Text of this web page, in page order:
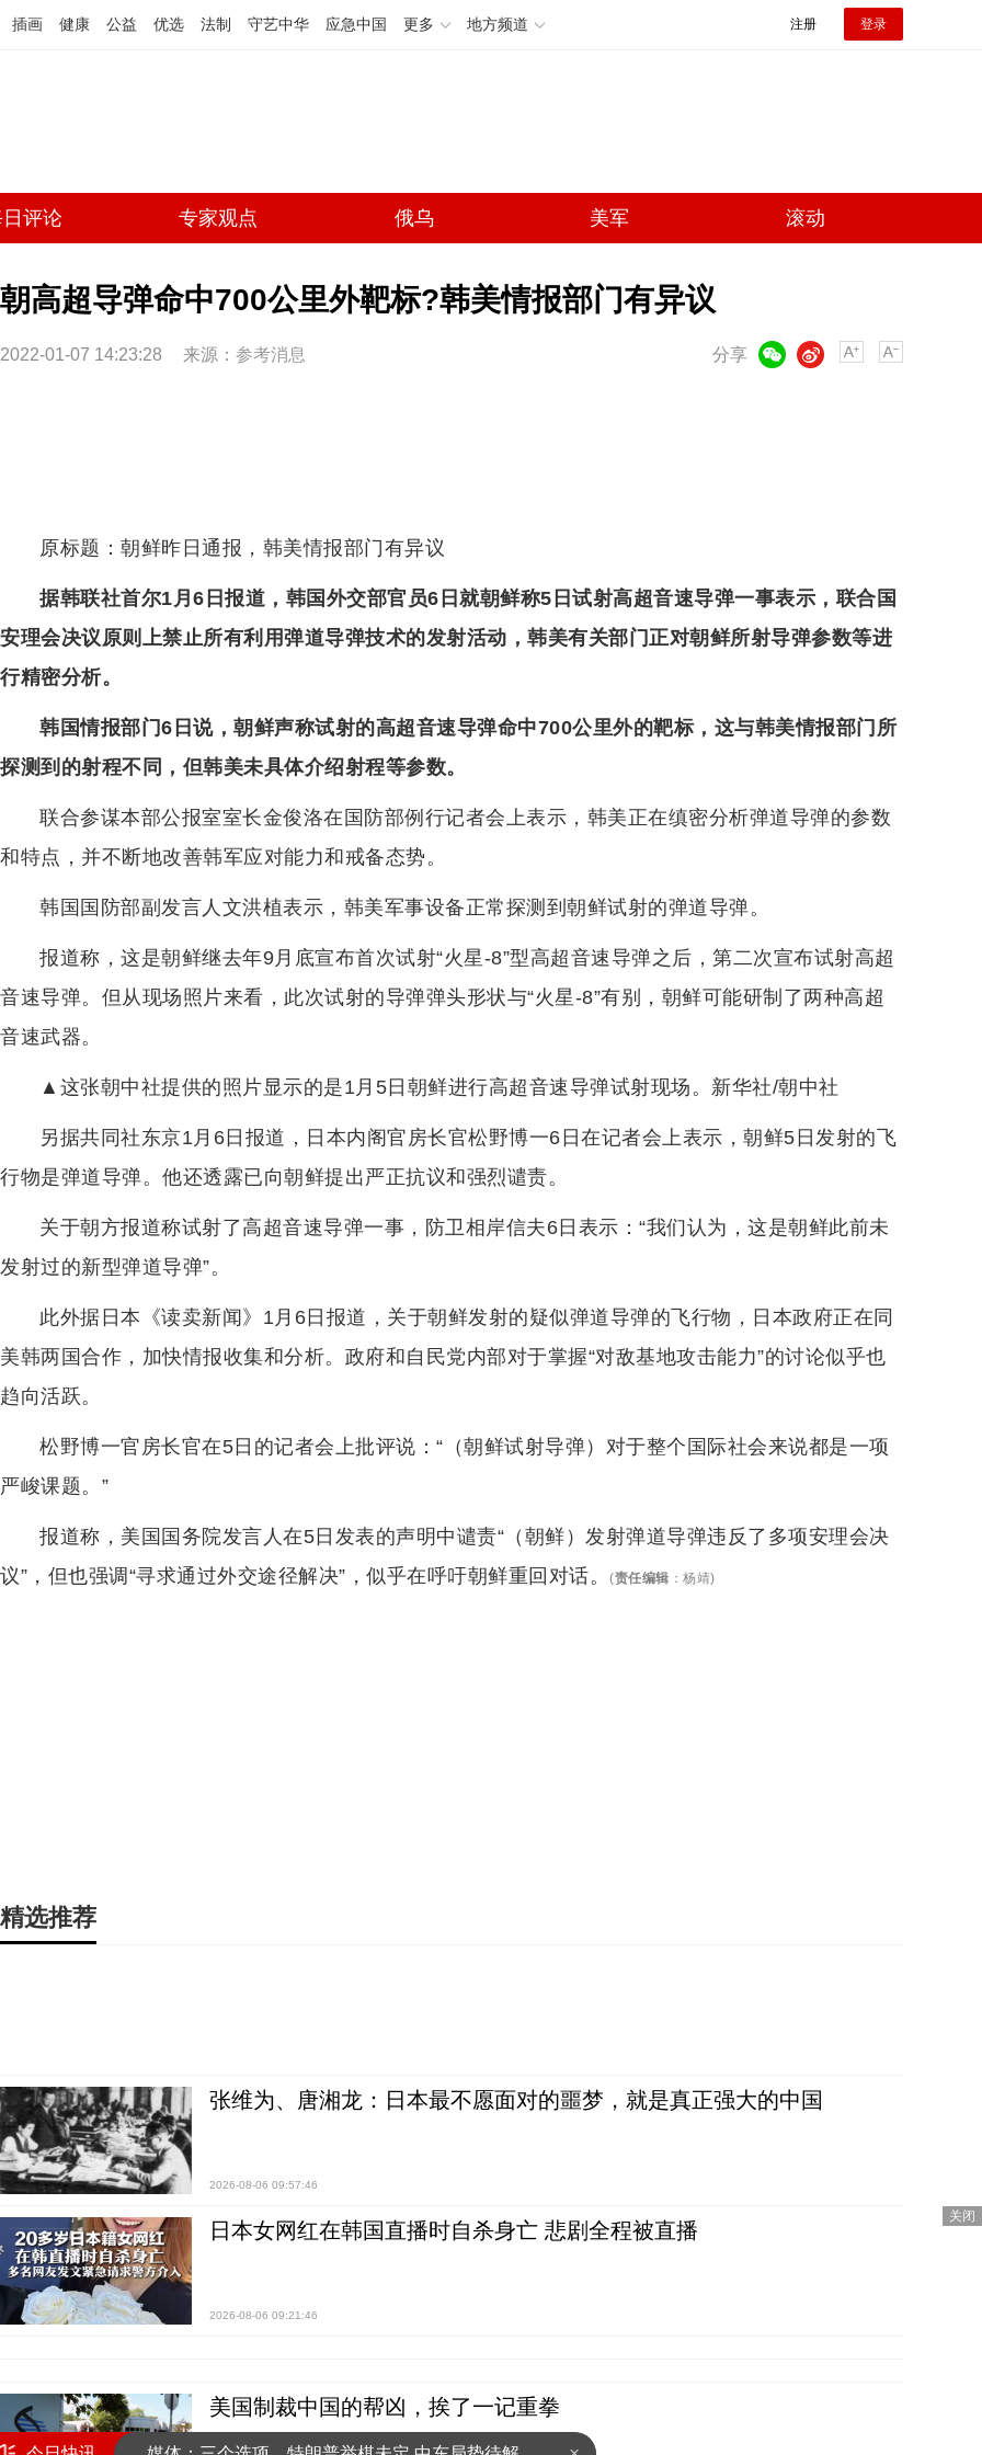
插画 健康 公益 优选 法制 守艺中华 应急中国 更多 地方频道 注册 登录
评论 专家观点 俄乌 美军 滚动
朝高超导弹命中700公里外靶标?韩美情报部门有异议
2022-01-07 14:23:28 来源： 参考消息 分享
微博
原标题：朝鲜昨日通报，韩美情报部门有异议
据韩联社首尔1月6日报道，韩国外交部官员6日就朝鲜称5日试射高超音速导弹一事表示，联合国
安理会决议原则上禁止所有利用弹道导弹技术的发射活动，韩美有关部门正对朝鲜所射导弹参数等进
行精密分析。
韩国情报部门6日说，朝鲜声称试射的高超音速导弹命中700公里外的靶标，这与韩美情报部门所
探测到的射程不同，但韩美未具体介绍射程等参数。
联合参谋本部公报室室长金俊洛在国防部例行记者会上表示，韩美正在缜密分析弹道导弹的参数
和特点，并不断地改善韩军应对能力和戒备态势。
韩国国防部副发言人文洪植表示，韩美军事设备正常探测到朝鲜试射的弹道导弹。
报道称，这是朝鲜继去年9月底宣布首次试射“火星-8”型高超音速导弹之后，第二次宣布试射高超
音速导弹。但从现场照片来看，此次试射的导弹弹头形状与“火星-8”有别，朝鲜可能研制了两种高超
音速武器。
▲这张朝中社提供的照片显示的是1月5日朝鲜进行高超音速导弹试射现场。新华社/朝中社
另据共同社东京1月6日报道，日本内阁官房长官松野博一6日在记者会上表示，朝鲜5日发射的飞
行物是弹道导弹。他还透露已向朝鲜提出严正抗议和强烈谴责。
关于朝方报道称试射了高超音速导弹一事，防卫相岸信夫6日表示：“我们认为，这是朝鲜此前未
发射过的新型弹道导弹”。
此外据日本《读卖新闻》1月6日报道，关于朝鲜发射的疑似弹道导弹的飞行物，日本政府正在同
美韩两国合作，加快情报收集和分析。政府和自民党内部对于掌握“对敌基地攻击能力”的讨论似乎也
趋向活跃。
松野博一官房长官在5日的记者会上批评说：“（朝鲜试射导弹）对于整个国际社会来说都是一项
严峻课题。”
报道称，美国国务院发言人在5日发表的声明中谴责“（朝鲜）发射弹道导弹违反了多项安理会决
议”，但也强调“寻求通过外交途径解决”，似乎在呼吁朝鲜重回对话。
(责任编辑 ： 杨靖)
关闭
精选推荐
张维为、唐湘龙：日本最不愿面对的噩梦，就是真正强大的中国
2026-08-06 09:57:46
日本女网红在韩国直播时自杀身亡 悲剧全程被直播
2026-08-06 09:21:46
美国制裁中国的帮凶，挨了一记重拳
普京签署命令扩军 俄军力增至242万余人
媒体：三个选项，特朗普举棋未定 中东局势待解